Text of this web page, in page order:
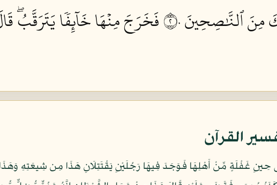
مِنَ ٱلنَّٰصِحِينَ ٢٠
فَخَرَجَ مِنۡهَا خَآئِفٗا يَتَرَقَّبُۖ
القرآن
حِينِ غَفْلَةٍ مِّنْ أَهْلِهَا فَوَجَدَ فِيهَا رَجُلَيْنِ يَقْتَتِلَانِ هَذَا مِن شِيعَتِهِ